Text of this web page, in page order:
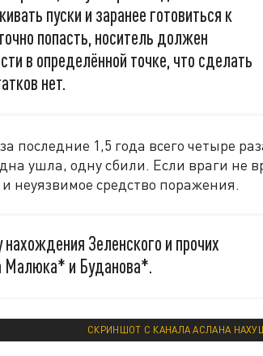
пуски и заранее готовиться к
попасть, носитель должен
в определённой точке, что сделать
нет.
1,5 года всего четыре
ушла, одну сбили. Если враги не
неуязвимое средство поражения.
Зеленского и прочих
Малюка* и Буданова*.
СКРИНШОТ С КАНАЛА АСЛАНА